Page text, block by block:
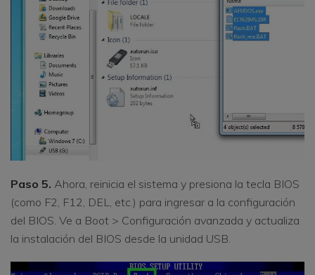
Paso 5. Ahora, reinicia el sistema y presiona la tecla BIOS
(como F2, F12, DEL, etc.) para ingresar a la configuración
del BIOS. Ve a Boot > Configuración avanzada y actualiza
la instalación del BIOS desde la unidad USB.